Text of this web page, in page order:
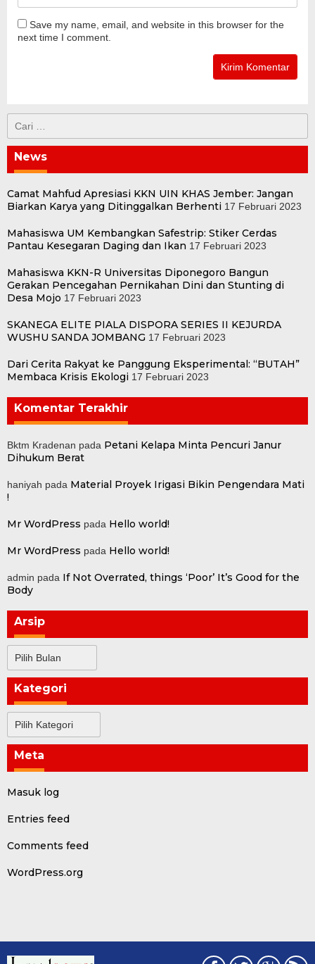
Save my name, email, and website in this browser for the
next time I comment.
untuk:
News
Camat Mahfud Apresiasi KKN UIN KHAS Jember: Jangan
Biarkan Karya yang Ditinggalkan Berhenti 17 Februari 2023
Mahasiswa UM Kembangkan Safestrip: Stiker Cerdas
Pantau Kesegaran Daging dan Ikan 17 Februari 2023
Mahasiswa KKN-R Universitas Diponegoro Bangun
Gerakan Pencegahan Pernikahan Dini dan Stunting di
Desa Mojo 17 Februari 2023
SKANEGA ELITE PIALA DISPORA SERIES II KEJURDA
WUSHU SANDA JOMBANG 17 Februari 2023
Dari Cerita Rakyat ke Panggung Eksperimental: “BUTAH”
Membaca Krisis Ekologi 17 Februari 2023
Komentar Terakhir
Bktm Kradenan pada Petani Kelapa Minta Pencuri Janur
Dihukum Berat
haniyah pada Material Proyek Irigasi Bikin Pengendara Mati
!
Mr WordPress pada Hello world!
Mr WordPress pada Hello world!
admin pada If Not Overrated, things ‘Poor’ It’s Good for the
Body
Arsip
Kategori
Meta
Masuk log
Entries feed
Comments feed
WordPress.org